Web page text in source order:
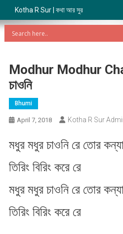
Kotha R Sur | কথা আর সুর
Modhur Modhur
চাওনি
Bhumi
April 7, 2018 Kotha R Sur
মধুর মধুর চাওনি রে তোর
তিরিং বিরিং করে রে
মধুর মধুর চাওনি রে তোর
তিরিং বিরিং করে রে